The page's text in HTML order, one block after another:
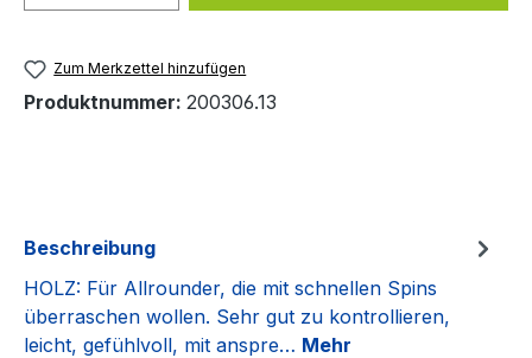
Zum Merkzettel hinzufügen
Produktnummer: 200306.13
Beschreibung
HOLZ: Für Allrounder, die mit schnellen Spins
überraschen wollen. Sehr gut zu kontrollieren,
leicht, gefühlvoll, mit anspre… Mehr